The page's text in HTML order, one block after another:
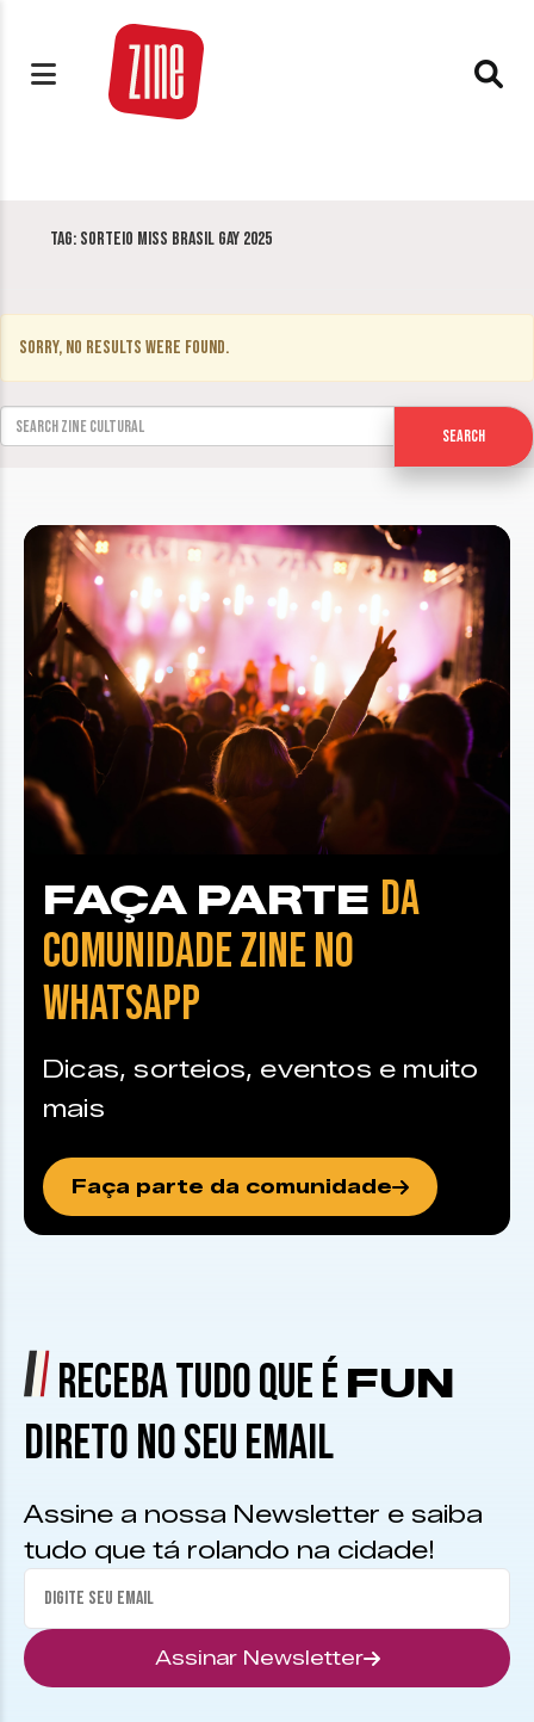
Tag: Sorteio Miss Brasil Gay 2025
Sorry, no results were found.
Search for:
Search
FAÇA PARTE DA
COMUNIDADE ZINE NO
WHATSAPP
Dicas, sorteios, eventos e muito
mais
Faça parte da comunidade
RECEBA TUDO QUE É FUN
DIRETO NO SEU EMAIL
Assine a nossa Newsletter e saiba
tudo que tá rolando na cidade!
Assinar Newsletter